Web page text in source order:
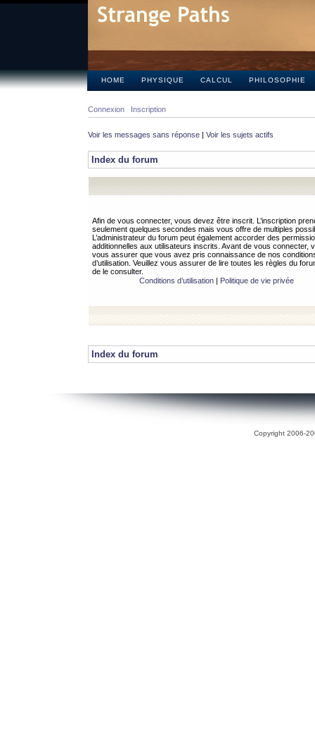
HOME PHYSIQUE CALCUL PHILOSOPHIE
Connexion Inscription
Voir les messages sans réponse | Voir les sujets actifs
Index du forum
Afin de vous connecter, vous devez être inscrit. L’inscription
seulement quelques secondes mais vous offre de multiples
L’administrateur du forum peut également accorder des
additionnelles aux utilisateurs inscrits. Avant de vous connecter,
vous assurer que vous avez pris connaissance de nos
d’utilisation. Veuillez vous assurer de lire toutes les règles du
de le consulter.
Conditions d’utilisation| Politique de vie privée
Index du forum
Copyright 2006-